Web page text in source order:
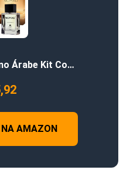
Árabe Kit Co…
AMAZON